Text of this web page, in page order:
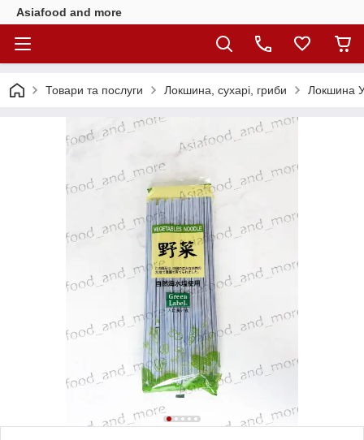
Asiafood and more
Товари та послуги Локшина, сухарі, гриби Локшина